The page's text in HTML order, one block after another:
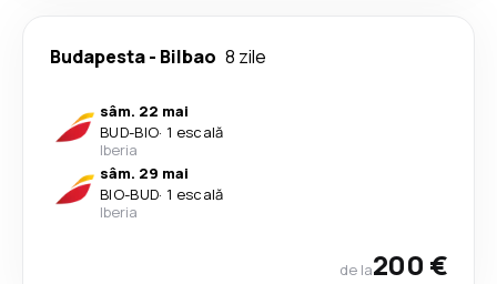
Budapesta- Bilbao 8 zile
sâm. 22 mai
BUD-BIO· 1 escală
Iberia
sâm. 29 mai
BIO-BUD· 1 escală
Iberia
de la200 €